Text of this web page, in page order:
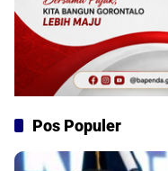
Pos Populer